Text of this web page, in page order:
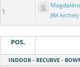
1 JIM
POS.
INDOOR - RECURVE -